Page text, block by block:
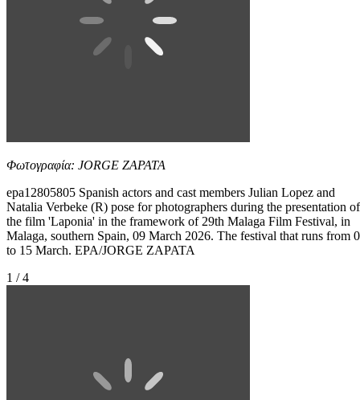
Φωτογραφία: JORGE ZAPATA
epa12805805 Spanish actors and cast members Julian Lopez and
Natalia Verbeke (R) pose for photographers during the presentation of
the film 'Laponia' in the framework of 29th Malaga Film Festival, in
Malaga, southern Spain, 09 March 2026. The festival that runs from
to 15 March. EPA/JORGE ZAPATA
1 / 4